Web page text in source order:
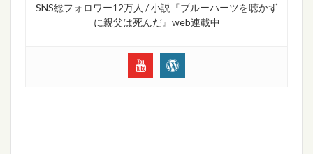
SNS総フォロワー12万人 / 小説『ブルーハーツを聴かず
に親父は死んだ』web連載中